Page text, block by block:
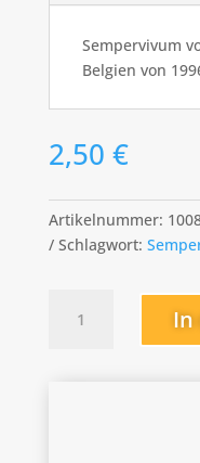
Sempervivum
Belgien von
2,50 €
Artikelnummer:
Schlagwort:
Menge
In